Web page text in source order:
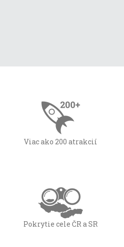
Viac ako 200 atrakcií
Pokrytie cele ČR a SR